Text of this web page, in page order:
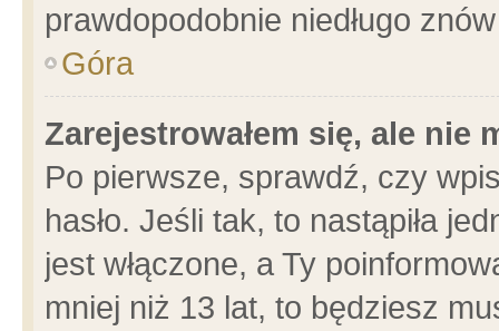
prawdopodobnie niedługo
Góra
Zarejestrowałem się, ale nie
Po pierwsze, sprawdź, czy
hasło. Jeśli tak, to nastąpiła
jest włączone, a Ty
mniej niż 13 lat, to będziesz